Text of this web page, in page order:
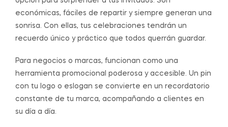
económicas, fáciles de repartir y siempre generan una
sonrisa. Con ellas, tus celebraciones tendrán un
recuerdo único y práctico que todos querrán guardar.
Para negocios o marcas, funcionan como una
herramienta promocional poderosa y accesible. Un pin
con tu logo o eslogan se convierte en un recordatorio
constante de tu marca, acompañando a clientes en
su día a día.